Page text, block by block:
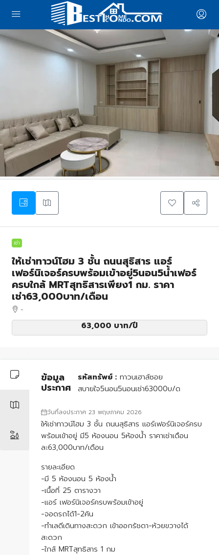
เช่า
ให้เช่าทาวน์โฮม 3 ชั้น ถนนสุธิสาร แอร์
เฟอร์นิเจอร์ครบพร้อมเข้าอยู่5นอน5น้ำเฟอร์
ครบใกล้ MRTสุทธิสารเพียง1 กม. ราคา
เช่า63,000บาท/เดือน
-
63,000 บาท/ปี
ข้อมูล
ประกาศ
รหัสทรัพย์ : ทาวนเฮาส์ซอย
สบายใจ5นอน5นอนเช่า63000บ/ด
วันที่ลงประกาศ 23 พฤษภาคม 2026
ให้เช่าทาวน์โฮม 3 ชั้น ถนนสุธิสาร แอร์เฟอร์นิเจอร์ครบ
พร้อมเข้าอยู่ มี5 ห้องนอน 5ห้องน้ำ ราคาเช่าเดือน
ละ63,000บาท/เดือน
รายละเอียด
-มี 5 ห้องนอน 5 ห้องน้ำ
-เนื้อที่ 25 ตารางวา
-แอร์ เฟอร์นิเจอร์ครบพร้อมเข้าอยู่
-จอดรถได้1-2คัน
-ทำเลดีเดินทางสะดวก เข้าออกรัชดา-ห้วยขวางได้
สะดวก
-ใกล้ MRTสุทธิสาร 1 กม